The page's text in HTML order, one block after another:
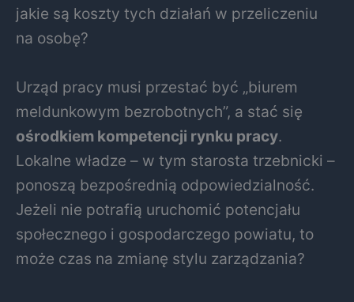
jakie są koszty tych działań w przeliczeniu
na osobę?
Urząd pracy musi przestać być „biurem
meldunkowym bezrobotnych”, a stać się
ośrodkiem kompetencji rynku pracy.
Lokalne władze – w tym starosta trzebnicki –
ponoszą bezpośrednią odpowiedzialność.
Jeżeli nie potrafią uruchomić potencjału
społecznego i gospodarczego powiatu, to
może czas na zmianę stylu zarządzania?